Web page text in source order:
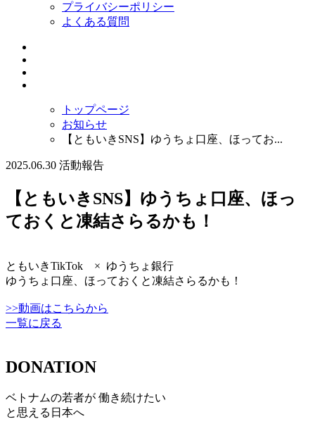
プライバシーポリシー
よくある質問
トップページ
お知らせ
【ともいきSNS】ゆうちょ口座、ほってお...
2025.06.30 活動報告
【ともいきSNS】ゆうちょ口座、ほっ
ておくと凍結さらるかも！
ともいきTikTok × ゆうちょ銀行
ゆうちょ口座、ほっておくと凍結さらるかも！
>>動画はこちらから
一覧に戻る
DONATION
ベトナムの若者が 働き続けたい
と思える日本へ